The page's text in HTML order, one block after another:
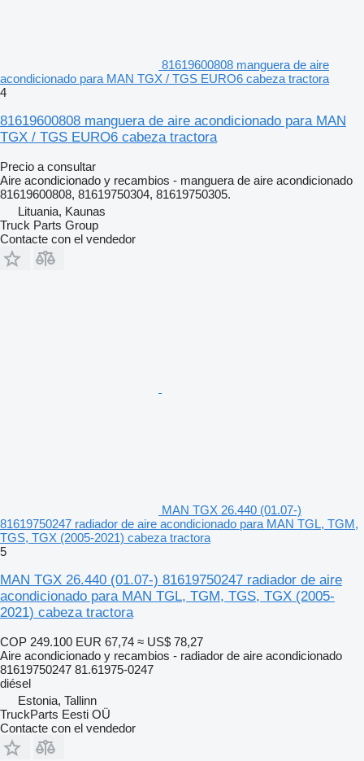
81619600808 manguera de aire
acondicionado para MAN TGX / TGS EURO6 cabeza tractora
4
81619600808 manguera de aire acondicionado para MAN
TGX / TGS EURO6 cabeza tractora
Precio a consultar
Aire acondicionado y recambios - manguera de aire acondicionado
81619600808, 81619750304, 81619750305.
Lituania, Kaunas
Truck Parts Group
Contacte con el vendedor
MAN TGX 26.440 (01.07-)
81619750247 radiador de aire acondicionado para MAN TGL, TGM,
TGS, TGX (2005-2021) cabeza tractora
5
MAN TGX 26.440 (01.07-) 81619750247 radiador de aire
acondicionado para MAN TGL, TGM, TGS, TGX (2005-
2021) cabeza tractora
COP 249.100 EUR 67,74 ≈ US$ 78,27
Aire acondicionado y recambios - radiador de aire acondicionado
81619750247 81.61975-0247
diésel
Estonia, Tallinn
TruckParts Eesti OÜ
Contacte con el vendedor